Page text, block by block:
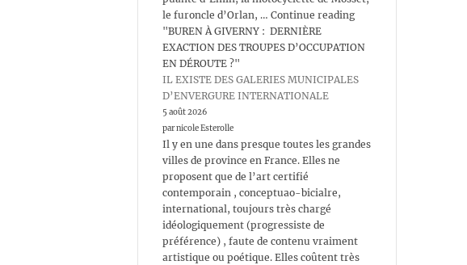
le furoncle d’Orlan, … Continue reading
"BUREN À GIVERNY : DERNIÈRE
EXACTION DES TROUPES D’OCCUPATION
EN DÉROUTE ?"
IL EXISTE DES GALERIES MUNICIPALES
D’ENVERGURE INTERNATIONALE
5 août 2026
par nicole Esterolle
Il y en une dans presque toutes les grandes
villes de province en France. Elles ne
proposent que de l’art certifié
contemporain , conceptuao-bicialre,
international, toujours très chargé
idéologiquement (progressiste de
préférence) , faute de contenu vraiment
artistique ou poétique. Elles coûtent très